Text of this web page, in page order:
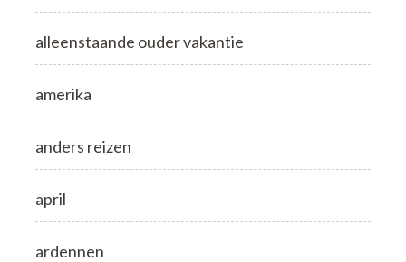
alleenstaande ouder vakantie
amerika
anders reizen
april
ardennen